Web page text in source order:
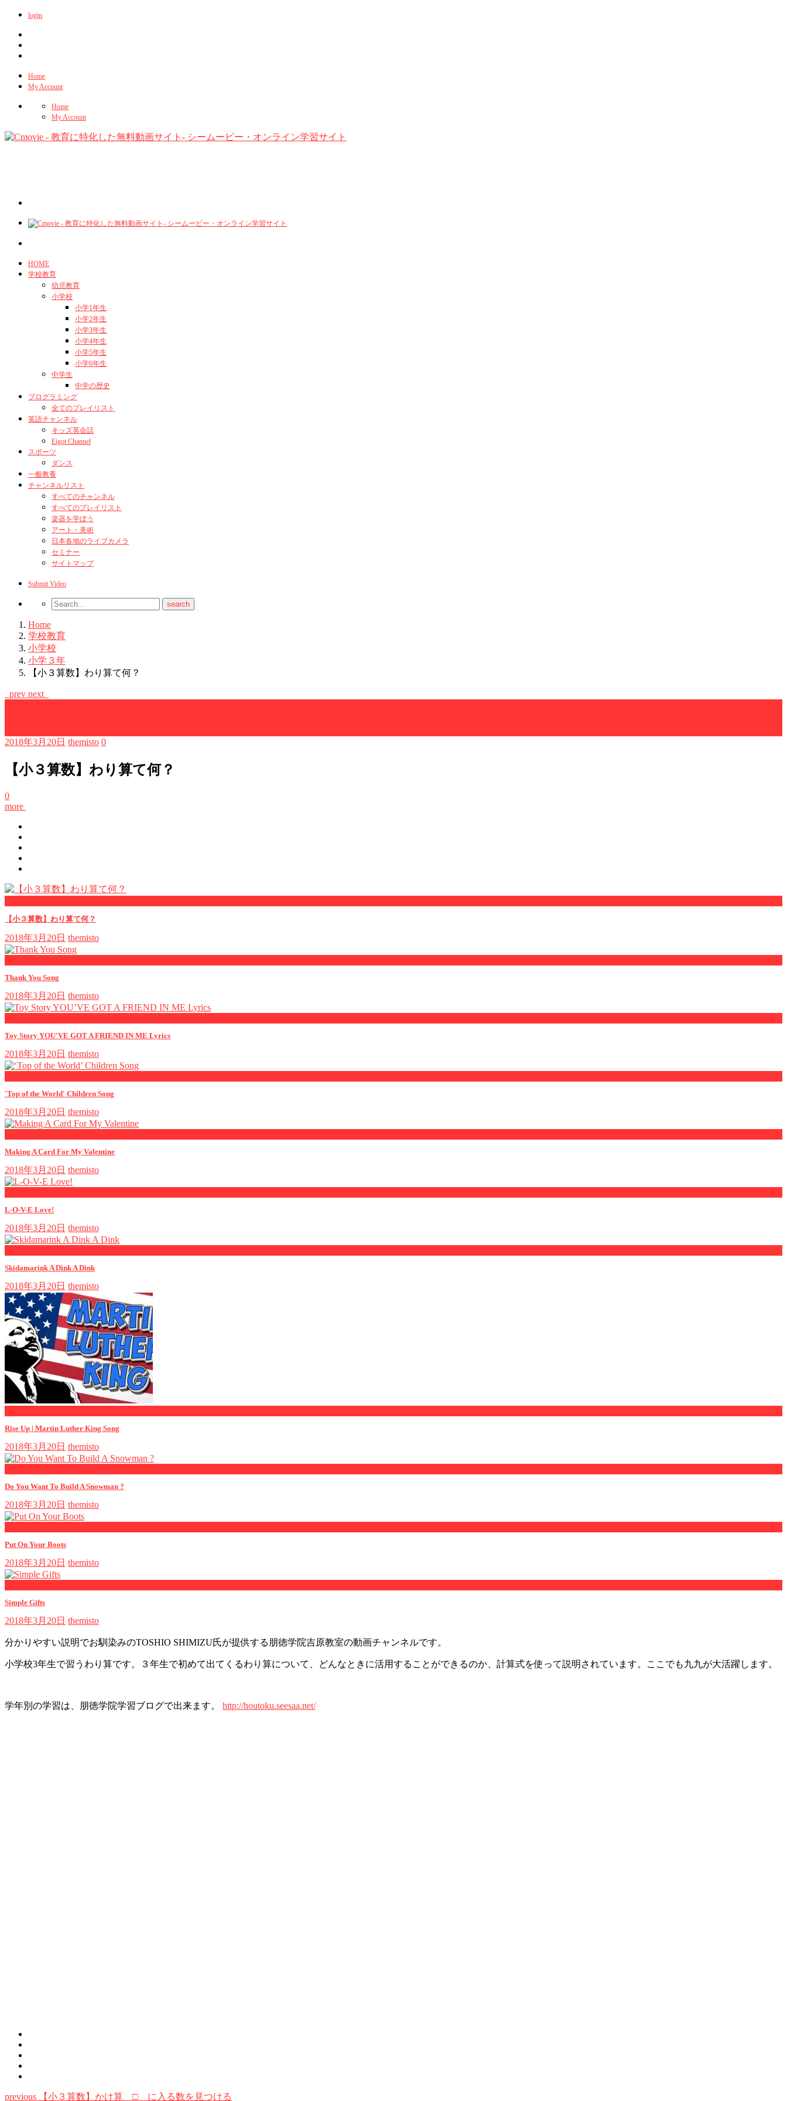
login
Home
My Account
Home
My Account
HOME
学校教育
幼児教育
小学校
小学1年生
小学2年生
小学3年生
小学4年生
小学5年生
小学6年生
中学生
中学の歴史
プログラミング
全てのプレイリスト
英語チャンネル
キッズ英会話
Eigot Channel
スポーツ
ダンス
一般教養
チャンネルリスト
すべてのチャンネル
すべてのプレイリスト
楽器を学ぼう
アート・美術
日本各地のライブカメラ
セミナー
サイトマップ
Submit Video
Home
学校教育
小学校
小学３年
【小３算数】わり算て何？
prev next
2018年3月20日 themisto 0
【小３算数】わり算て何？
0
more
【小３算数】わり算て何？
2018年3月20日 themisto
Thank You Song
2018年3月20日 themisto
Toy Story YOU'VE GOT A FRIEND IN ME Lyrics
2018年3月20日 themisto
'Top of the World' Children Song
2018年3月20日 themisto
Making A Card For My Valentine
2018年3月20日 themisto
L-O-V-E Love!
2018年3月20日 themisto
Skidamarink A Dink A Dink
2018年3月20日 themisto
Rise Up | Martin Luther King Song
2018年3月20日 themisto
Do You Want To Build A Snowman ?
2018年3月20日 themisto
Put On Your Boots
2018年3月20日 themisto
Simple Gifts
2018年3月20日 themisto
分かりやすい説明でお馴染みのTOSHIO SHIMIZU氏が提供する朋徳学院吉原教室の動画チャンネルです。
小学校3年生で習うわり算です。３年生で初めて出てくるわり算について、どんなときに活用することができるのか、計算式を使って説明されています。ここでも九九が大活躍します。
学年別の学習は、朋徳学院学習ブログで出来ます。 http://houtoku.seesaa.net/
previous 【小３算数】かけ算 □ に入る数を見つける